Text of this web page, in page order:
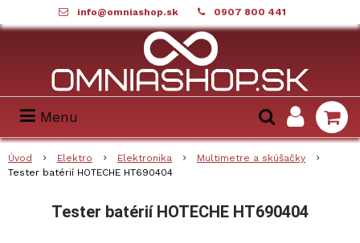
info@omniashop.sk 0907 800 441
Menu
Úvod Elektro Elektronika
Multimetre a skúšačky
Tester batérií HOTECHE HT690404
Tester batérií HOTECHE HT690404